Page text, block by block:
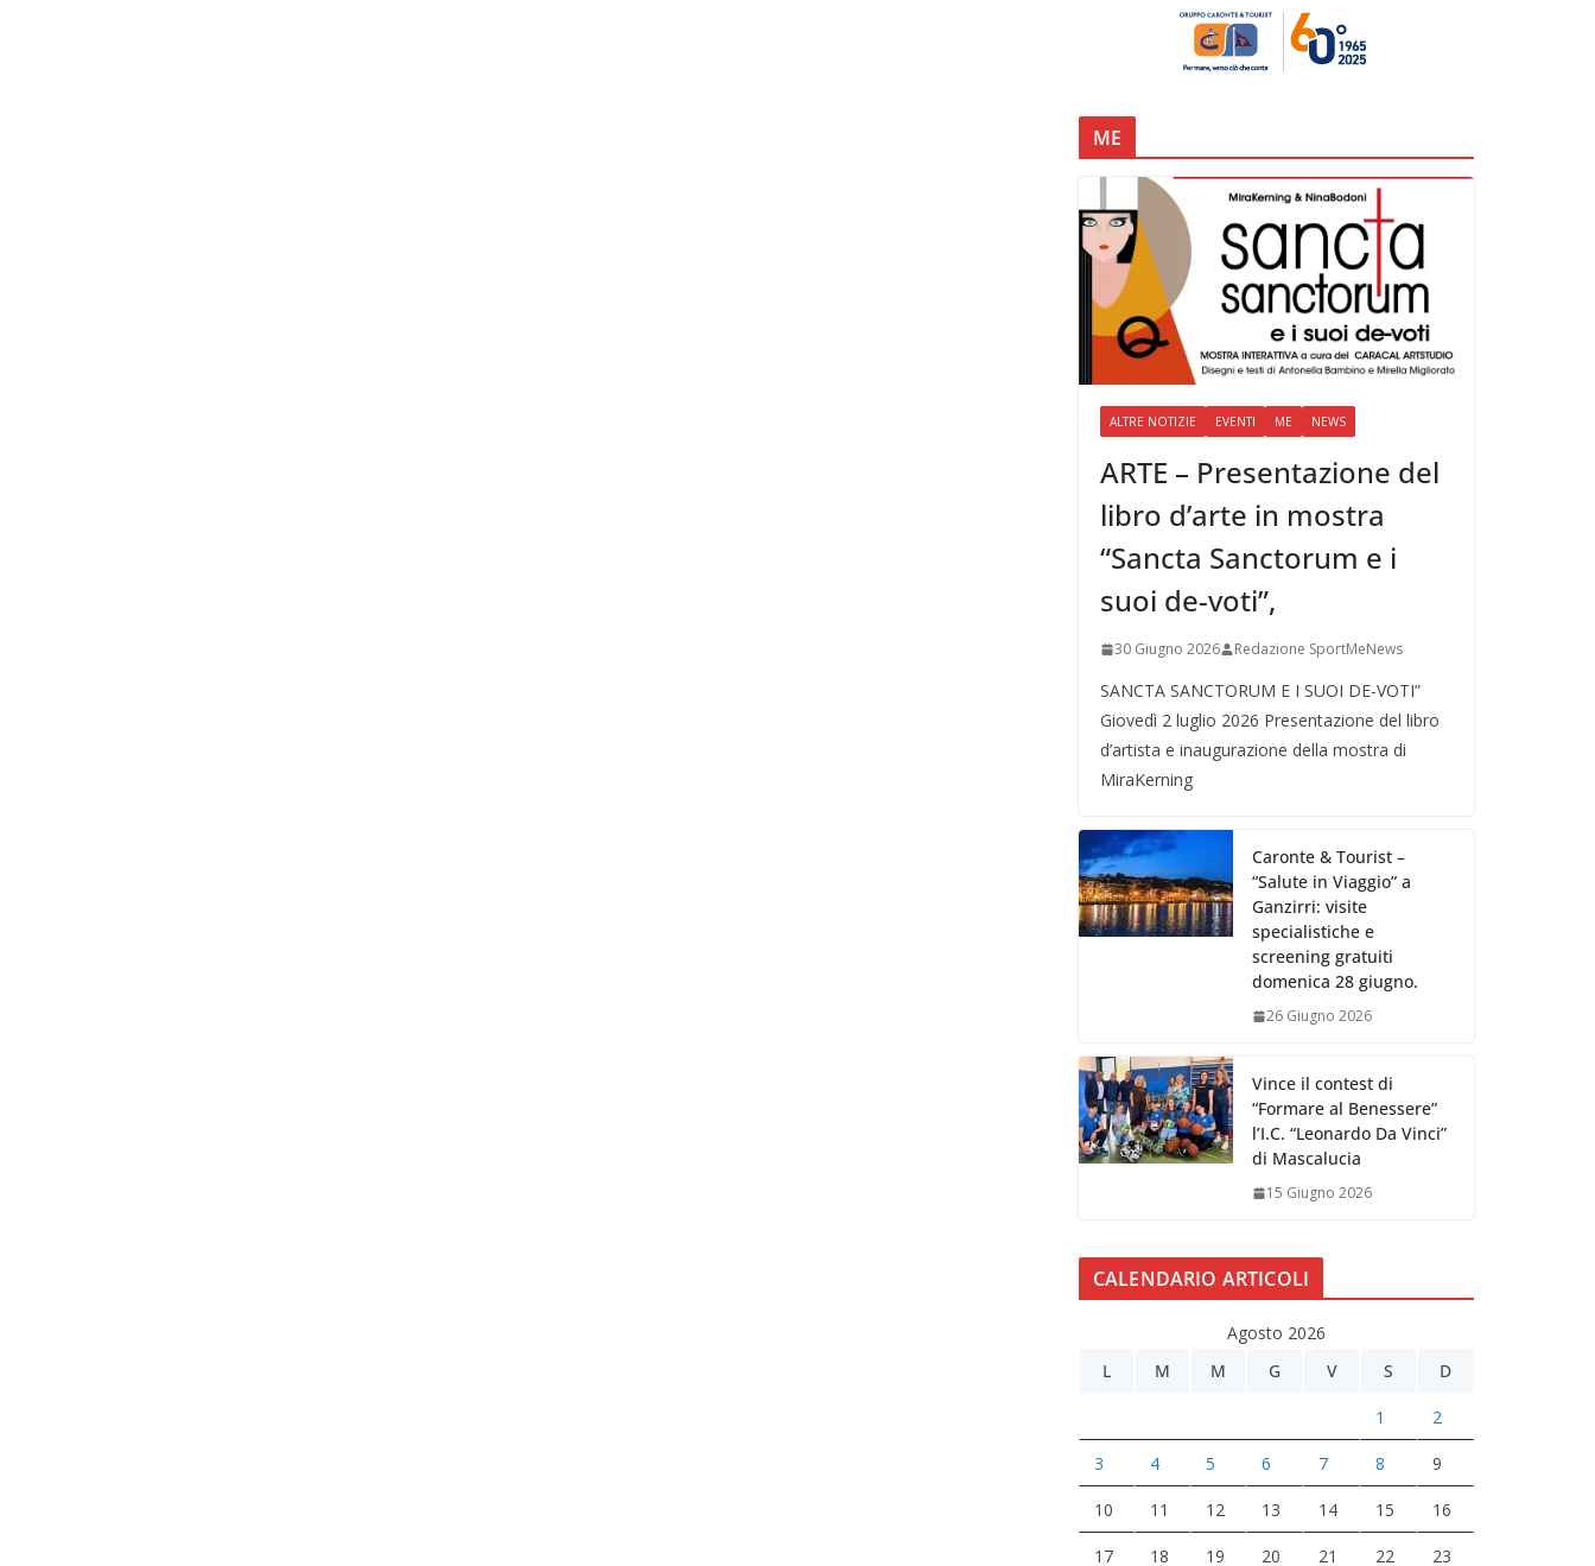
ME
ALTRE NOTIZIE EVENTI ME NEWS
ARTE – Presentazione del
libro d’arte in mostra
“Sancta Sanctorum e i
suoi de-voti”,
30 Giugno 2026 Redazione SportMeNews
SANCTA SANCTORUM E I SUOI DE-VOTI”
Giovedì 2 luglio 2026 Presentazione del libro
d’artista e inaugurazione della mostra di
MiraKerning
Caronte & Tourist –
“Salute in Viaggio” a
Ganzirri: visite
specialistiche e
screening gratuiti
domenica 28 giugno.
26 Giugno 2026
Vince il contest di
“Formare al Benessere”
l’I.C. “Leonardo Da Vinci”
di Mascalucia
15 Giugno 2026
CALENDARIO ARTICOLI
Agosto 2026
L
M M G V S D
1 2
3 4 5 6 7 8 9
10 11 12 13 14 15 16
17 18 19 20 21 22 23